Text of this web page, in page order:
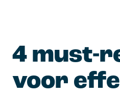
4 must-
voor